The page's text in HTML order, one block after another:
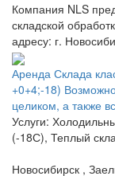
Компания NLS
складской
адресу: г.
Аренда Склада
+0+4;-18)
целиком, а также
Услуги:
(-18С), Теплый
Новосибирск ,